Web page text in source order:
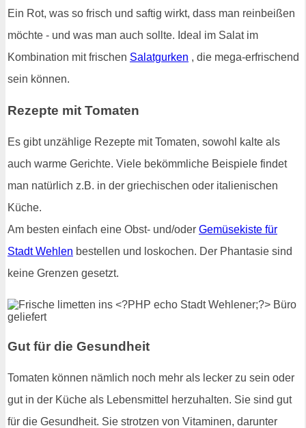
Ein Rot, was so frisch und saftig wirkt, dass man reinbeißen
möchte - und was man auch sollte. Ideal im Salat im
Kombination mit frischen Salatgurken , die mega-erfrischend
sein können.
Rezepte mit Tomaten
Es gibt unzählige Rezepte mit Tomaten, sowohl kalte als
auch warme Gerichte. Viele bekömmliche Beispiele findet
man natürlich z.B. in der griechischen oder italienischen
Küche.
Am besten einfach eine Obst- und/oder Gemüsekiste für
Stadt Wehlen bestellen und loskochen. Der Phantasie sind
keine Grenzen gesetzt.
Gut für die Gesundheit
Tomaten können nämlich noch mehr als lecker zu sein oder
gut in der Küche als Lebensmittel herzuhalten. Sie sind gut
für die Gesundheit. Sie strotzen von Vitaminen, darunter